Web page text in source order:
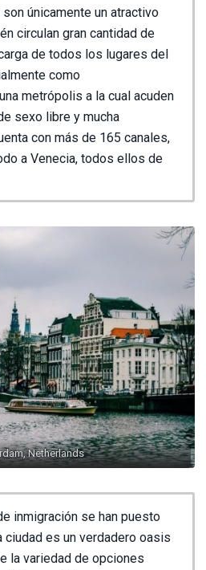
únicamente un atractivo
circulan gran cantidad de
de todos los lugares del
como
metrópolis a la cual acuden
sexo libre y mucha
con más de 165 canales,
a Venecia, todos ellos de
Netherlands
inmigración se han puesto
ciudad es un verdadero oasis
la variedad de opciones